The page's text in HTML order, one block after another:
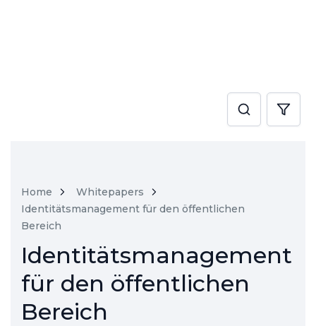
Home
Whitepapers
Identitätsmanagement für den öffentlichen
Bereich
Identitätsmanagement
für den öffentlichen
Bereich